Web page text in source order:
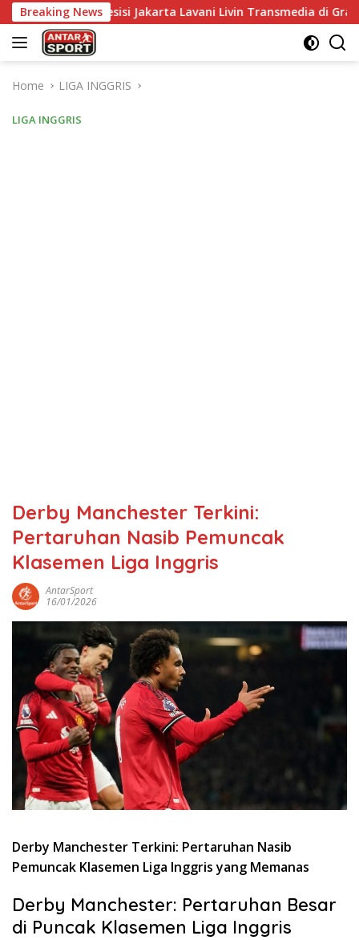
Skip
to
content
Breaking News
Presisi Jakarta Lavani Livin Transmedia di Grand Final
Home LIGA INGGRIS
LIGA INGGRIS
Derby Manchester Terkini:
Pertaruhan Nasib Pemuncak
Klasemen Liga Inggris
AntarSport
16/01/2026
Derby Manchester Terkini: Pertaruhan Nasib
Pemuncak Klasemen Liga Inggris yang Memanas
Derby Manchester: Pertaruhan Besar
di Puncak Klasemen Liga Inggris